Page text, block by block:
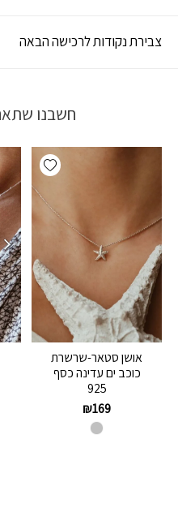
צבירת נקודות לרכישה הבאה
חשבנו
Add wishlist
אושן סטאר-שרשרת
כוכב ים עדינה כסף
925
₪169